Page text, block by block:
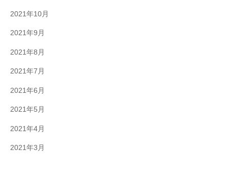
2021年10月
2021年9月
2021年8月
2021年7月
2021年6月
2021年5月
2021年4月
2021年3月